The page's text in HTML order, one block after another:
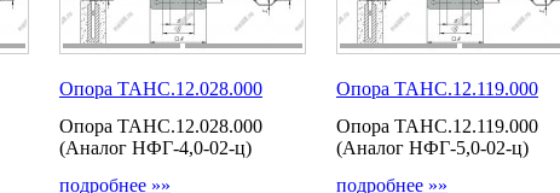
Опора ТАНС.12.028.000
Опора ТАНС.12.028.000
(Аналог НФГ-4,0-02-ц)
подробнее »»
Опора ТАНС.12.119.000
Опора ТАНС.12.119.000
(Аналог НФГ-5,0-02-ц)
подробнее »»